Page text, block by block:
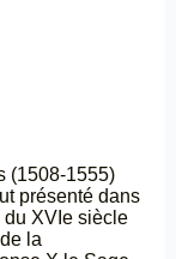
(1508-1555)
présenté dans
XVIe siècle
la